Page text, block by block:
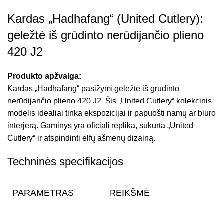
Kardas „Hadhafang“ (United Cutlery):
geležtė iš grūdinto nerūdijančio plieno
420 J2
Produkto apžvalga:
Kardas „Hadhafang“ pasižymi geležte iš grūdinto
nerūdijančio plieno 420 J2. Šis „United Cutlery“ kolekcinis
modelis idealiai tinka ekspozicijai ir papuošti namų ar biuro
interjerą. Gaminys yra oficiali replika, sukurta „United
Cutlery“ ir atspindinti elfų ašmenų dizainą.
Techninės specifikacijos
PARAMETRAS REIKŠMĖ